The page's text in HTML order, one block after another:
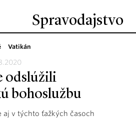
Spravodajstvo
Vatikán
odslúžili
bohoslužbu
aj v týchto ťažkých časoch